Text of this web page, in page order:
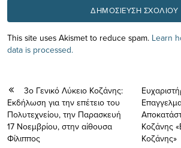
This site uses Akismet to reduce spam. Learn
data is processed.
3ο Γενικό Λύκειο Κοζάνης:
Εκδήλωση για την επέτειο του
Πολυτεχνείου, την Παρασκευή
17 Νοεμβρίου, στην αίθουσα
Φίλιππος
Κοζάνης
Κοζάνης»